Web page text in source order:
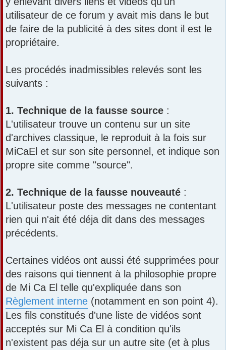
e
utilisateur de ce forum y avait mis dans le but
de faire de la publicité à des sites dont il est le
propriétaire.
Les procédés inadmissibles relevés sont les
suivants :
1. Technique de la fausse source :
L'utilisateur trouve un contenu sur un site
d'archives classique, le reproduit à la fois sur
MiCaEl et sur son site personnel, et indique son
propre site comme "source".
2. Technique de la fausse nouveauté :
L'utilisateur poste des messages ne contentant
rien qui n'ait été déja dit dans des messages
précédents.
Certaines vidéos ont aussi été supprimées pour
des raisons qui tiennent à la philosophie propre
de Mi Ca El telle qu'expliquée dans son
Règlement interne (notamment en son point 4).
Les fils constitués d'une liste de vidéos sont
acceptés sur Mi Ca El à condition qu'ils
n'existent pas déja sur un autre site (et à plus